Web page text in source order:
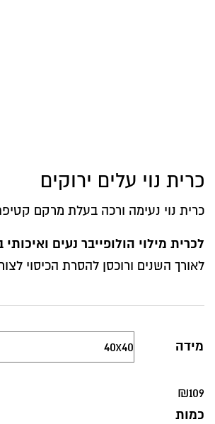
כרית נוי עלים ירוקים
כרית נוי נעימה ורכה בעלת מרקם
לכרית מילוי הולופייבר נעים
לאורך השנים ורוכסן להסרת הכיסוי
מידה
₪109
כמות